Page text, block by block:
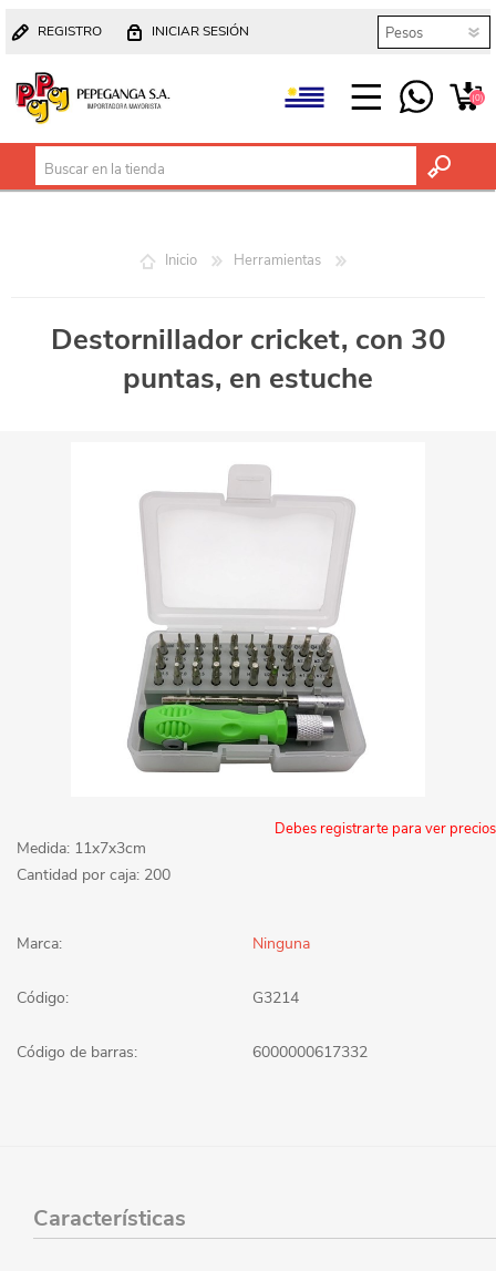
REGISTRO INICIAR SESIÓN
(0)
Inicio Herramientas
Destornillador cricket, con 30
puntas, en estuche
Debes registrarte para ver precios
Medida: 11x7x3cm
Cantidad por caja: 200
Marca: Ninguna
Código: G3214
Código de barras: 6000000617332
Características